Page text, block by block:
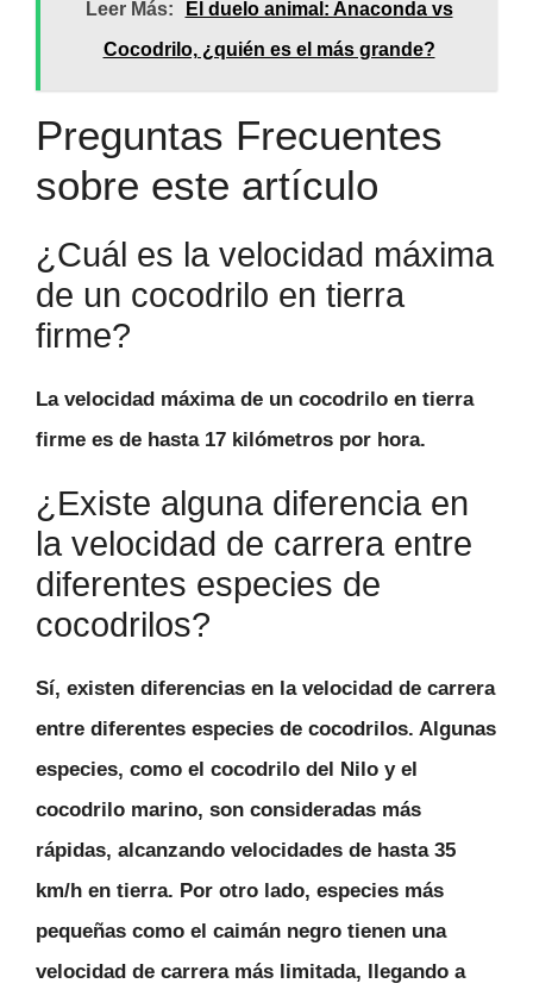
Leer Más:
El duelo animal: Anaconda vs
Cocodrilo, ¿quién es el más grande?
Preguntas Frecuentes
sobre este artículo
¿Cuál es la velocidad máxima
de un cocodrilo en tierra
firme?
La velocidad máxima de un cocodrilo en tierra
firme es de hasta 17 kilómetros por hora.
¿Existe alguna diferencia en
la velocidad de carrera entre
diferentes especies de
cocodrilos?
Sí, existen diferencias en la velocidad de carrera
entre diferentes especies de cocodrilos. Algunas
especies, como el cocodrilo del Nilo y el
cocodrilo marino, son consideradas más
rápidas, alcanzando velocidades de hasta 35
km/h en tierra. Por otro lado, especies más
pequeñas como el caimán negro tienen una
velocidad de carrera más limitada, llegando a